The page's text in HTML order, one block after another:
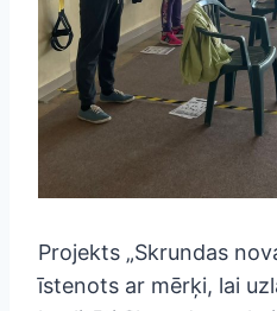
Projekts „Skrundas
īstenots ar mērķi, lai